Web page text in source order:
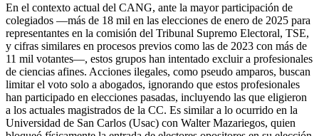
En el contexto actual del CANG, ante la mayor participación de
colegiados —más de 18 mil en las elecciones de enero de 2025 para
representantes en la comisión del Tribunal Supremo Electoral, TSE,
y cifras similares en procesos previos como las de 2023 con más de
11 mil votantes—, estos grupos han intentado excluir a profesionales
de ciencias afines. Acciones ilegales, como pseudo amparos, buscan
limitar el voto solo a abogados, ignorando que estos profesionales
han participado en elecciones pasadas, incluyendo las que eligieron
a los actuales magistrados de la CC. Es similar a lo ocurrido en la
Universidad de San Carlos (Usac) con Walter Mazariegos, quien